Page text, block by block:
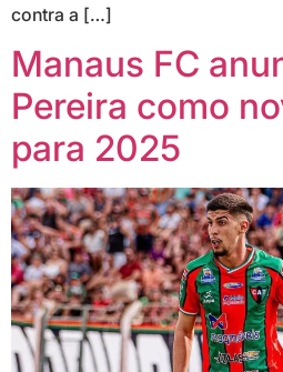
contra a […]
Manaus FC
Pereira como
para 2025